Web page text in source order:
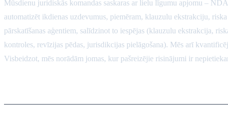
Mūsdienu juridiskās komandas saskaras ar lielu līgumu apjomu –
automatizēt ikdienas uzdevumus, piemēram, klauzulu ekstrakciju,
pārskatīšanas aģentiem, salīdzinot to iespējas (klauzulu ekstrakcija,
kontroles, revīzijas pēdas, jurisdikcijas pielāgošana). Mēs arī
Visbeidzot, mēs norādām jomas, kur pašreizējie risinājumi ir